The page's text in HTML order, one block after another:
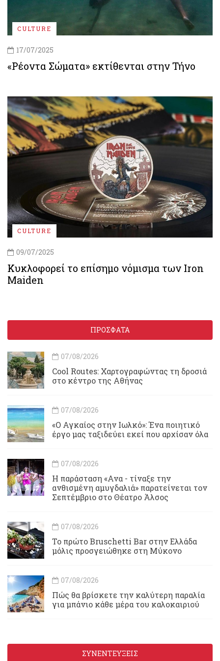
CULTURE
17/07/2025
«Ρέοντα Σώματα» εκτίθενται στην Τήνο
CULTURE
09/07/2025
Κυκλοφορεί το επίσημο νόμισμα των Iron
Maiden
ΠΡΟΣΦΑΤΑ
07/08/2026
Cool Routes: Χαρτογραφώντας τη δροσιά
στο κέντρο της Αθήνας
07/08/2026
«Ο Αγκαίος στην Ιωλκό»: Ένα ποιητικό
έργο μας ταξιδεύει εκεί που αρχίσαν όλα
07/08/2026
Η παράσταση «Ανα - τίναξε την
ανθισμένη αμυγδαλιά» παρατείνεται τον
Σεπτέμβριο στο Θέατρο Άλσος
07/08/2026
Το πρώτο Bruschetti Bar στην Ελλάδα
μόλις προσγειώθηκε στη Μύκονο
07/08/2026
Πώς θα βρίσκετε την καλύτερη παραλία
για μπάνιο κάθε μέρα του καλοκαιριού
ΣΥΝΕΝΤΕΥΞΕΙΣ